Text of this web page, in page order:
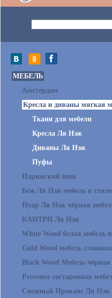
МЕБЕЛЬ
Амстердам
Кресла и диваны мягкая
Ткани для мебели
Кресла Ля Нэж
Диваны Ля Нэж
Пуфы
Парижский шик
Беж Ля Нэж мебель в
Нуар Ля Нэж чёрная
КАНТРИ Ля Нэж
White Wood белая мебель
Gold Wood мебель
Black Wood Мебель чёрная
Provence состаренная
Снежный Прованс Ля Нэж